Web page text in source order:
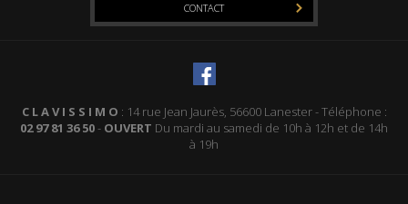
CONTACT
C L A V I S S I M O : 14 rue Jean Jaurès, 56600 Lanester - Téléphone :
02 97 81 36 50- OUVERT Du mardi au samedi de 10h à 12h et de 14h
à 19h